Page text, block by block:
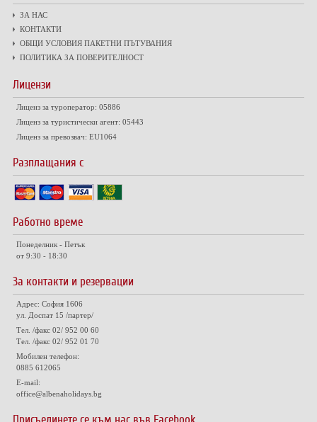
ЗА НАС
КОНТАКТИ
ОБЩИ УСЛОВИЯ ПАКЕТНИ ПЪТУВАНИЯ
ПОЛИТИКА ЗА ПОВЕРИТЕЛНОСТ
Лицензи
Лиценз за туроператор: 05886
Лиценз за туристически агент: 05443
Лиценз за превозвач: EU1064
Разплащания с
Работно време
Понеделник - Петък
от 9:30 - 18:30
За контакти и резервации
Адрес: София 1606
ул. Доспат 15 /партер/
Тел. /факс 02/ 952 00 60
Тел. /факс 02/ 952 01 70
Мобилен телефон:
0885 612065
E-mail:
office@albenaholidays.bg